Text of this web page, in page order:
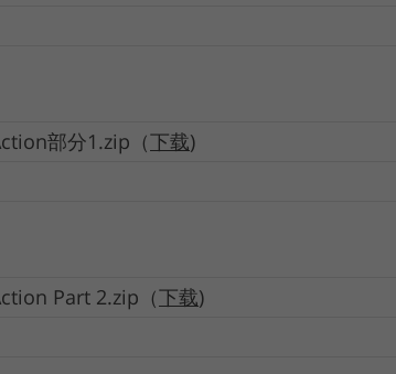
部分1.zip（下载)
Part 2.zip（下载)